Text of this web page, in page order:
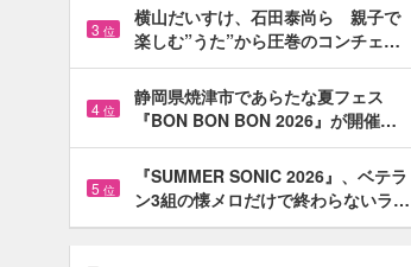
3 位
横山だいすけ、石田泰尚ら 親子で
楽しむ”うた”から圧巻のコンチェ…
4 位
静岡県焼津市であらたな夏フェス
『BON BON BON 2026』が開催…
5 位
『SUMMER SONIC 2026』、ベテラ
ン3組の懐メロだけで終わらないラ…